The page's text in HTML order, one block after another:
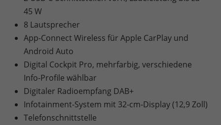
45 W
8 Lautsprecher
App-Connect Wireless für Apple CarPlay und
Android Auto
Digital Cockpit Pro, mehrfarbig, verschiedene
Info-Profile wählbar
Digitaler Radioempfang DAB+
Infotainment-System mit 32-cm-Display (12,9 Zoll)
Telefonschnittstelle